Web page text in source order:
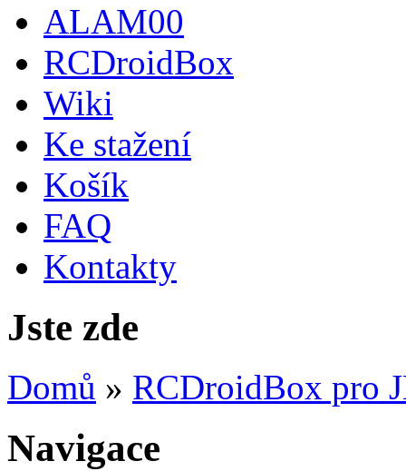
ALAM00
RCDroidBox
Wiki
Ke stažení
Košík
FAQ
Kontakty
Jste zde
Domů » RCDroidBox pro
Navigace